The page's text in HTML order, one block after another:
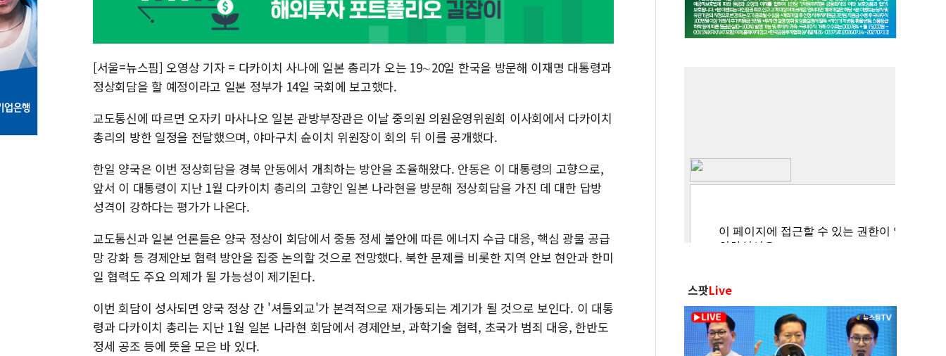
[서울=뉴스핌] 오영상 기자 = 다카이치 사나에 일본 총리가 오는 19∼20일 한국을 방문해 이재명 대통령과
정상회담을 할 예정이라고 일본 정부가 14일 국회에 보고했다.
교도통신에 따르면 오자키 마사나오 일본 관방부장관은 이날 중의원 의원운영위원회 이사회에서 다카이치
총리의 방한 일정을 전달했으며, 야마구치 슌이치 위원장이 회의 뒤 이를 공개했다.
한일 양국은 이번 정상회담을 경북 안동에서 개최하는 방안을 조율해왔다. 안동은 이 대통령의 고향으로,
앞서 이 대통령이 지난 1월 다카이치 총리의 고향인 일본 나라현을 방문해 정상회담을 가진 데 대한 답방
성격이 강하다는 평가가 나온다.
교도통신과 일본 언론들은 양국 정상이 회담에서 중동 정세 불안에 따른 에너지 수급 대응, 핵심 광물 공급
망 강화 등 경제안보 협력 방안을 집중 논의할 것으로 전망했다. 북한 문제를 비롯한 지역 안보 현안과 한미
일 협력도 주요 의제가 될 가능성이 제기된다.
이번 회담이 성사되면 양국 정상 간 '셔틀외교'가 본격적으로 재가동되는 계기가 될 것으로 보인다. 이 대통
령과 다카이치 총리는 지난 1월 일본 나라현 회담에서 경제안보, 과학기술 협력, 초국가 범죄 대응, 한반도
정세 공조 등에 뜻을 모은 바 있다.
스팟Live